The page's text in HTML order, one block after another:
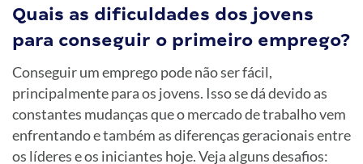
Quais as dificuldades dos jovens
para conseguir o primeiro emprego?
Conseguir um emprego pode não ser fácil,
principalmente para os jovens. Isso se dá devido as
constantes mudanças que o mercado de trabalho vem
enfrentando e também as diferenças geracionais entre
os líderes e os iniciantes hoje. Veja alguns desafios: